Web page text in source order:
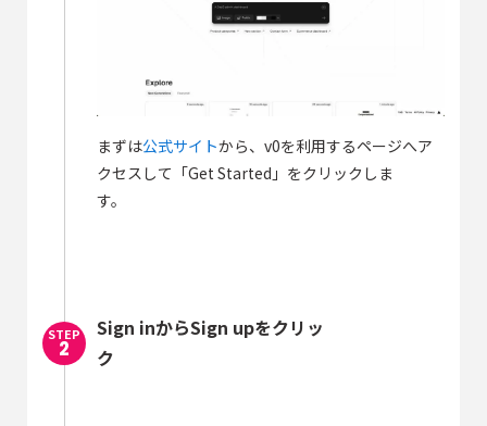
まずは公式サイトから、v0を利用するページへア
クセスして「Get Started」をクリックしま
す。
Sign inからSign upをクリッ
ク